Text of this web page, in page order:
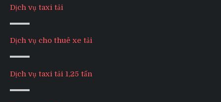
Dịch vụ taxi tải
Dịch vụ cho thuê xe tải
Dịch vụ taxi tải 1,25 tấn